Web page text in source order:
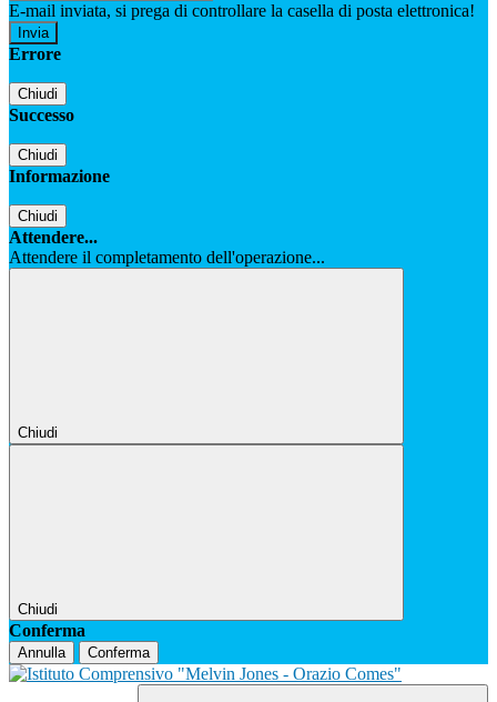
E-mail inviata, si prega di controllare la casella di posta elettronica!
Errore
Chiudi
Successo
Chiudi
Informazione
Chiudi
Attendere...
Attendere il completamento dell'operazione...
Chiudi
Chiudi
Conferma
Annulla Conferma